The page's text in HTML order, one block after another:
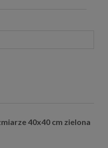
płatności
40x40 cm zielona